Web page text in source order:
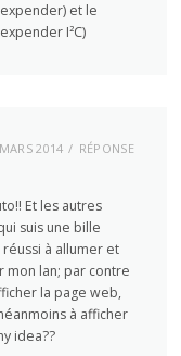
expender) et le
I²C)
2014 RÉPONSE
Et les autres
suis une bille
réussi à allumer et
mon lan; par contre
la page web,
à afficher
idea??